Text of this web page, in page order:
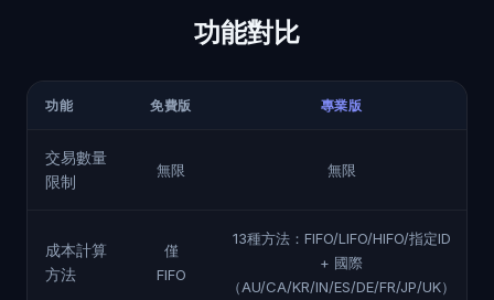
功能對比
功能 免費版 專業版
交易數量
限制
無限 無限
成本計算
方法
僅
FIFO
13種方法：FIFO/LIFO/HIFO/指定ID
+ 國際
（AU/CA/KR/IN/ES/DE/FR/JP/UK）